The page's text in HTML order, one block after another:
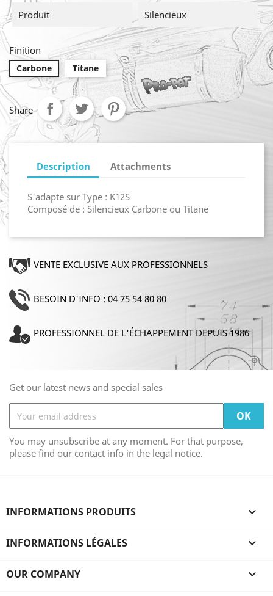
Produit Silencieux
Finition
Carbone Titane
Share
Description Attachments
S'adapte sur Type : K12S
Composé de : Silencieux Carbone ou Titane
VENTE EXCLUSIVE AUX PROFESSIONNELS
BESOIN D'INFO : 04 75 54 80 80
PROFESSIONNEL DE L'ÉCHAPPEMENT DEPUIS 1986
Get our latest news and special sales
You may unsubscribe at any moment. For that purpose,
please find our contact info in the legal notice.
INFORMATIONS PRODUITS 
INFORMATIONS LÉGALES 
OUR COMPANY 